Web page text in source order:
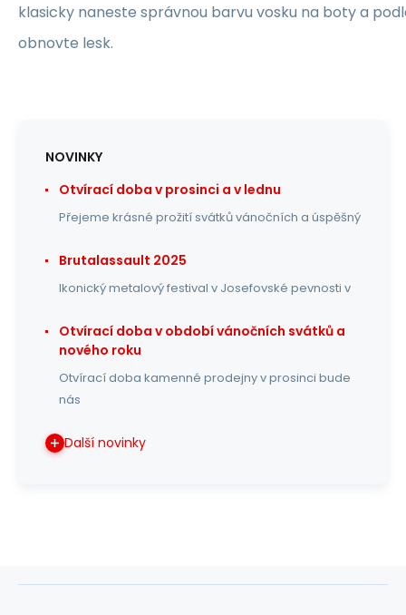
klasicky naneste správnou barvu vosku na boty a
obnovte lesk.
NOVINKY
Otvírací doba v prosinci a v lednu
Přejeme krásné prožití svátků vánočních a úspěšný
Brutalassault 2025
Ikonický metalový festival v Josefovské pevnosti v
Otvírací doba v období vánočních svátků a
nového roku
Otvírací doba kamenné prodejny v prosinci bude
nás
Další novinky